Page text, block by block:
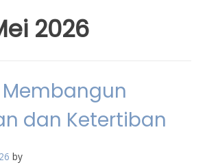
2026
dan Ketertiban
by